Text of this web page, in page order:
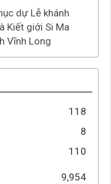
dự Lễ khánh
Kiết giới Si Ma
Vĩnh Long
118
8
110
9,954